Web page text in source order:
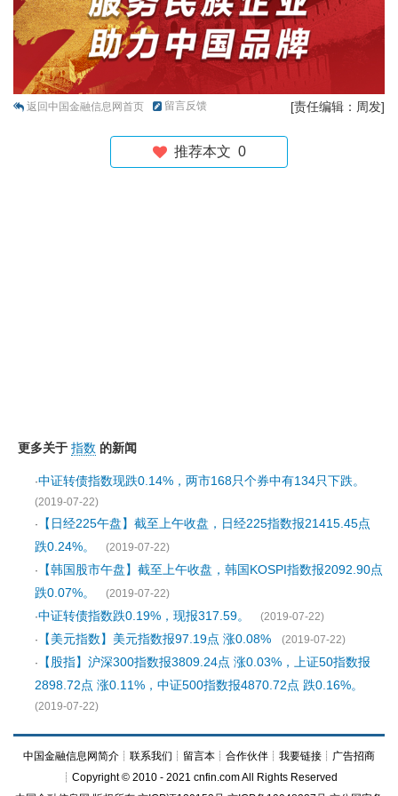
返回中国金融信息网首页 留言反馈 [责任编辑：周发]
推荐本文 0
更多关于 指数 的新闻
·中证转债指数现跌0.14%，两市168只个券中有134只下跌。
(2019-07-22)
·
【日经225午盘】截至上午收盘，日经225指数报21415.45点
跌0.24%。
(2019-07-22)
·
【韩国股市午盘】截至上午收盘，韩国KOSPI指数报2092.90点
跌0.07%。
(2019-07-22)
·中证转债指数跌0.19%，现报317.59。
(2019-07-22)
·
【美元指数】美元指数报97.19点 涨0.08%
(2019-07-22)
·
【股指】沪深300指数报3809.24点 涨0.03%，上证50指数报
2898.72点 涨0.11%，中证500指数报4870.72点 跌0.16%。
(2019-07-22)
中国金融信息网简介 ┊ 联系我们 ┊ 留言本 ┊ 合作伙伴 ┊ 我要链接 ┊ 广告招商
┊Copyright © 2010 - 2021 cnfin.com All Rights Reserved